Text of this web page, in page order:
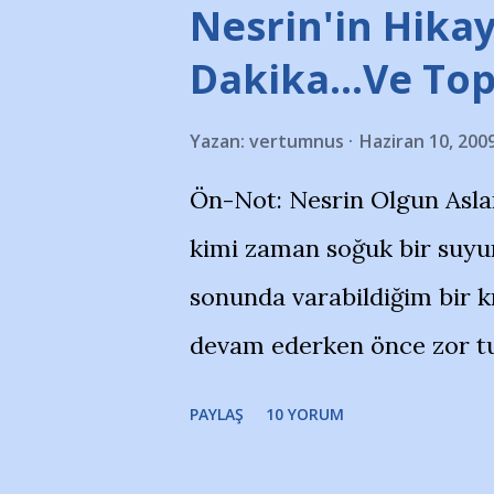
stadı önünde yaklaşık
takımlarının Futbol
görmek istemediklerini bir
bildiriyordu.. Bu grup
''Açık ve net olarak
yanısıra, bu takımlara ait
Bursa Büyükşehir
merkezlerini de
Nesrin'in
Dakika…Ve
Yazan: vertumnus Haziran 10,
Ön-Not: Nesrin Olgun
kimi zaman soğuk bir
sonunda varabildiğim bir
devam ederken önce zor
PAYLAŞ 10 YORUM